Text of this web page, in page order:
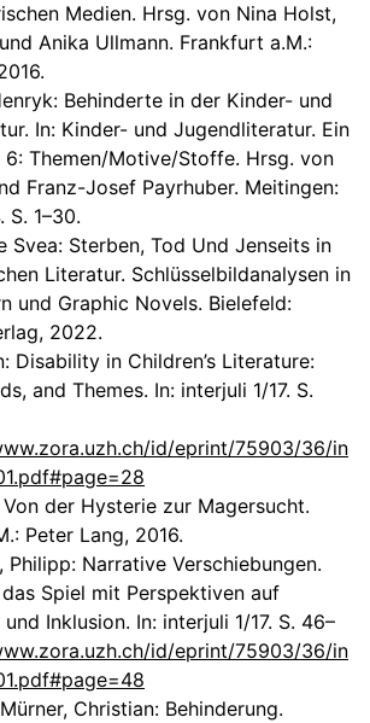
Medien. Hrsg. von Nina Holst,
Anika Ullmann. Frankfurt a.M.:
Behinderte in der Kinder- und
In: Kinder- und Jugendliteratur. Ein
6: Themen/Motive/Stoffe. Hrsg. von
Franz-Josef Payrhuber. Meitingen:
S. 1–30.
Svea: Sterben, Tod Und Jenseits in
Literatur. Schlüsselbildanalysen in
und Graphic Novels. Bielefeld:
2022.
Disability in Children’s Literature:
and Themes. In: interjuli 1/17. S.
id/eprint/75903/36/in
Von der Hysterie zur Magersucht.
Peter Lang, 2016.
Philipp: Narrative Verschiebungen.
Spiel mit Perspektiven auf
Inklusion. In: interjuli 1/17. S. 46–
id/eprint/75903/36/in
Christian: Behinderung.